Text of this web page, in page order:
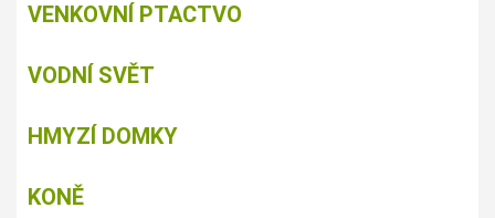
VENKOVNÍ PTACTVO
VODNÍ SVĚT
HMYZÍ DOMKY
KONĚ